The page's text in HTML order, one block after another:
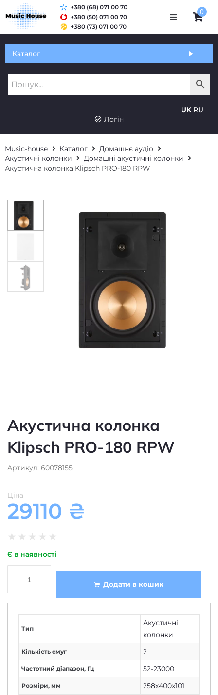
Оплата і доставка
+380 (68) 071 00 70
+380 (50) 071 00 70
+380 (73) 071 00 70
0
Каталог
UK RU
Логін
Music-house Каталог
Домашнє аудіо
Акустичні колонки
Домашні акустичні колонки
Акустична колонка Klipsch PRO-180 RPW
Акустична колонка
Klipsch PRO-180 RPW
Артикул: 60078155
Ціна
29110 ₴
★ ★ ★ ★ ★
Є в наявності
Додати в кошик
Тип
Акустичні
колонки
Кількість смуг 2
Частотний діапазон, Гц 52-23000
Розміри, мм 258x400x101